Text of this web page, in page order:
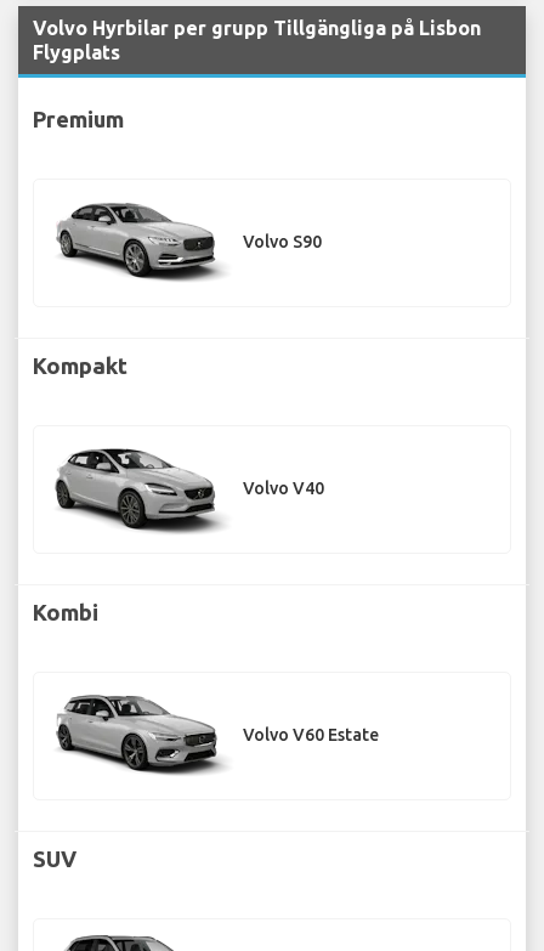
Volvo Hyrbilar per grupp Tillgängliga på Lisbon
Flygplats
Premium
Volvo S90
Kompakt
Volvo V40
Kombi
Volvo V60 Estate
SUV